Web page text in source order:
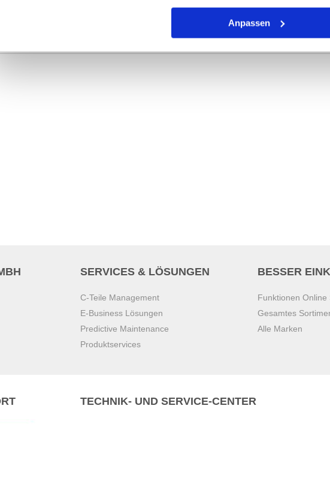
Anpassen
formvulkanisierter, runder Dichtring mit kreisförmigem Querschnitt für die
und Schnurstärke definieren die Abmessungen.
SERVICES & LÖSUNGEN
C-Teile Management
E-Business Lösungen
Predictive Maintenance
Produktservices
BESSER
Funktionen
Gesamtes
Alle Marken
TECHNIK- UND SERVICE-CENTER